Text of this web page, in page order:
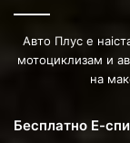
Авто Плус е
мотоциклизам и
на
Бесплатно Е-